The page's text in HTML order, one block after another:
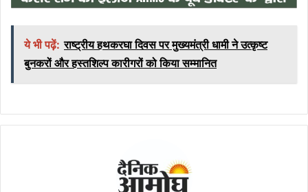
ये भी पढ़ें: राष्ट्रीय हथकरघा दिवस पर मुख्यमंत्री धामी ने उत्कृष्ट
बुनकरों और हस्तशिल्प कारीगरों को किया सम्मानित